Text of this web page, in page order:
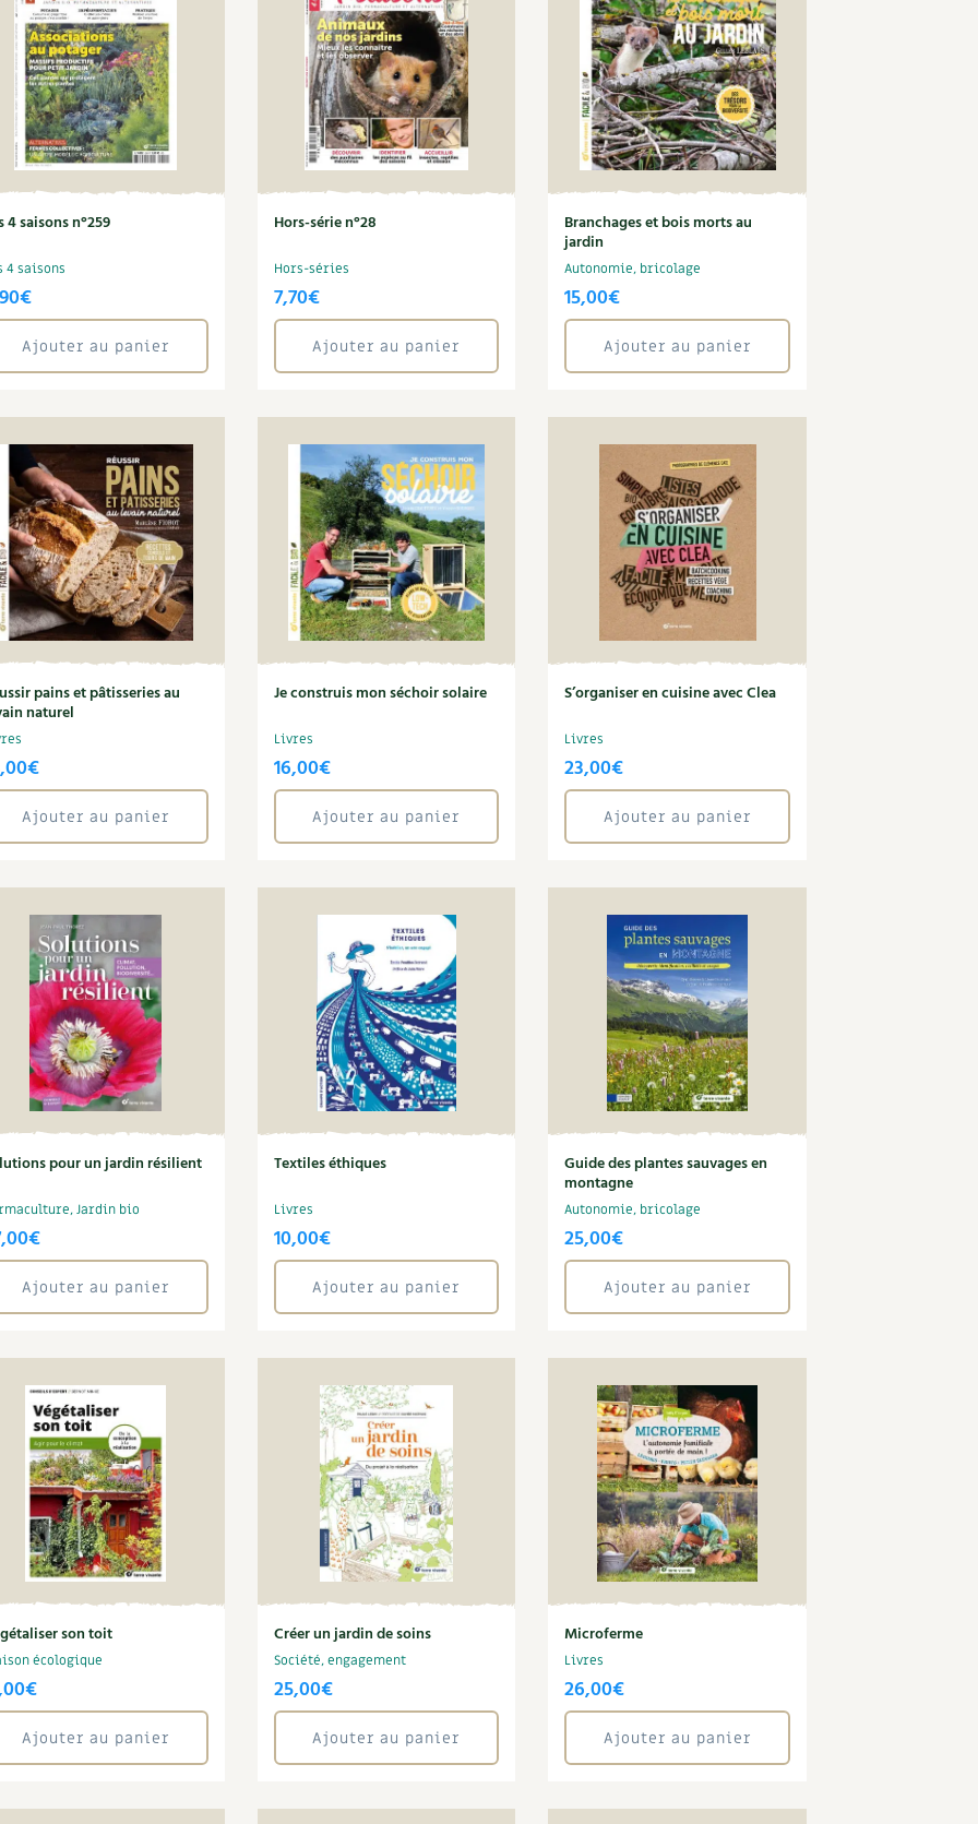
Société, engagement Feuilleter le catalogue
et gros oeuvre
écologiques
de l’eau
de la maison
Actions pour la planète
Conseils vidéo des4 saisons
Secrets d’abonné
Tous au jardin ! avec Pascal
La vie secrète du jardin
4 saisons n°259
4 saisons
€
Ajouter au panier
Hors-série n°28
Hors-séries
7,70€
Ajouter au panier
Branchages et bois morts au
jardin
Autonomie, bricolage
15,00€
Ajouter au panier
pains et pâtisseries au
naturel
€
Ajouter au panier
Je construis mon séchoir solaire
Livres
16,00€
Ajouter au panier
S’organiser en cuisine avec Clea
Livres
23,00€
Ajouter au panier
pour un jardin résilient
Jardin bio
€
Ajouter au panier
Textiles éthiques
Livres
10,00€
Ajouter au panier
Guide des plantes sauvages en
montagne
Autonomie, bricolage
25,00€
Ajouter au panier
son toit
écologique
€
Ajouter au panier
Créer un jardin de soins
Société, engagement
25,00€
Ajouter au panier
Microferme
Livres
26,00€
Ajouter au panier